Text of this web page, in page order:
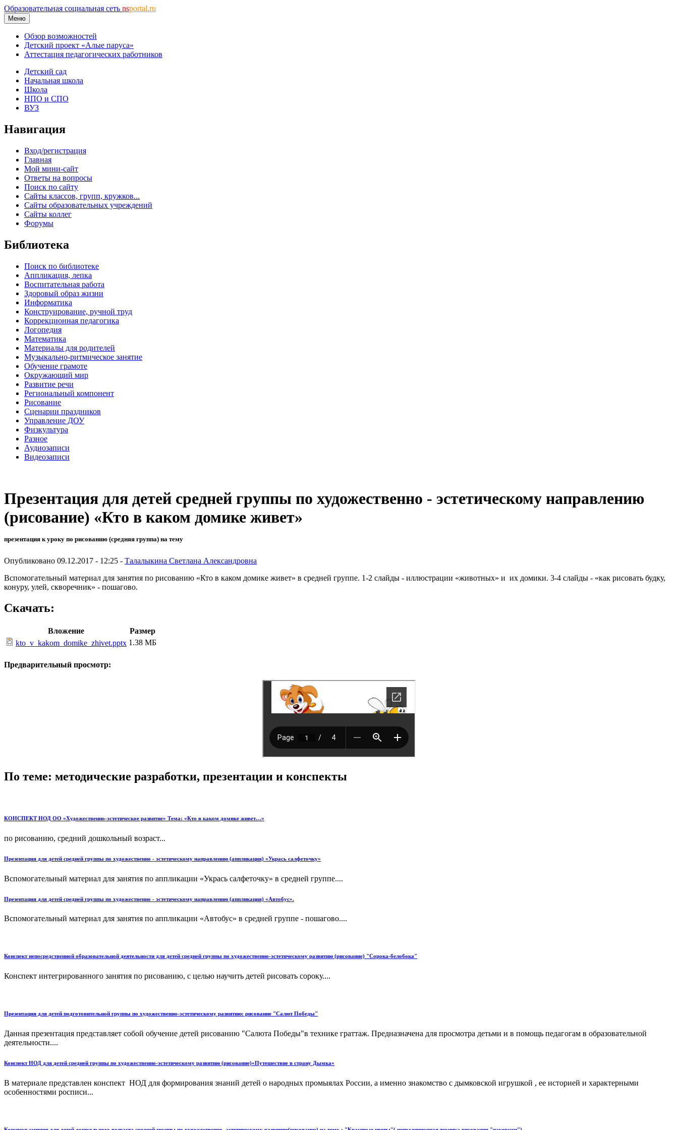
Образовательная социальная сеть nsportal.ru
Меню
Обзор возможностей
Детский проект «Алые паруса»
Аттестация педагогических работников
Детский сад
Начальная школа
Школа
НПО и СПО
ВУЗ
Навигация
Вход/регистрация
Главная
Мой мини-сайт
Ответы на вопросы
Поиск по сайту
Сайты классов, групп, кружков...
Сайты образовательных учреждений
Сайты коллег
Форумы
Библиотека
Поиск по библиотеке
Аппликация, лепка
Воспитательная работа
Здоровый образ жизни
Информатика
Конструирование, ручной труд
Коррекционная педагогика
Логопедия
Математика
Материалы для родителей
Музыкально-ритмическое занятие
Обучение грамоте
Окружающий мир
Развитие речи
Региональный компонент
Рисование
Сценарии праздников
Управление ДОУ
Физкультура
Разное
Аудиозаписи
Видеозаписи
Презентация для детей средней группы по художественно - эстетическому направлению
(рисование) «Кто в каком домике живет»
презентация к уроку по рисованию (средняя группа) на тему
Опубликовано 09.12.2017 - 12:25 - Талалыкина Светлана Александровна
Вспомогательный материал для занятия по рисованию «Кто в каком домике живет» в средней группе. 1-2 слайды - иллюстрации «животных» и их домики. 3-4 слайды - «как рисовать будку,
конуру, улей, скворечник» - пошагово.
Скачать:
Вложение
Размер
kto_v_kakom_domike_zhivet.pptx 1.38 МБ
Предварительный просмотр:
По теме: методические разработки, презентации и конспекты
КОНСПЕКТ НОД ОО «Художественно-эстетическое развитие» Тема: «Кто в каком домике живет…»
по рисованию, средний дошкольный возраст...
Презентация для детей средней группы по художественно - эстетическому направлению (аппликация) «Укрась салфеточку»
Вспомогательный материал для занятия по аппликации «Укрась салфеточку» в средней группе....
Презентация для детей средней группы по художественно - эстетическому направлению (аппликация) «Автобус».
Вспомогательный материал для занятия по аппликации «Автобус» в средней группе - пошагово....
Конспект непосредственной образовательной деятельности для детей средней группы по художественно-эстетическому развитию (рисование) "Сорока-белобока"
Конспект интегрированного занятия по рисованию, с целью научить детей рисовать сороку....
Презентация для детей подготовительной группы по художественно-эстетическому развитию: рисование "Салют Победы"
Данная презентация представляет собой обучение детей рисованию "Салюта Победы"в технике граттаж. Предназначена для просмотра детьми и в помощь педагогам в образовательной
деятельности....
Конспект НОД для детей средней группы по художественно-эстетическому развитию (рисование)«Путешествие в страну Дымка»
В материале представлен конспект НОД для формирования знаний детей о народных промыялах России, а именно знакомство с дымковской игрушкой , ее историей и характерными
особенностями росписи...